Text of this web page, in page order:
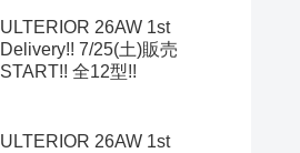
ULTERIOR 26AW 1st
Delivery!! 7/25(土)販売
START!! 全12型!!
ULTERIOR 26AW 1st